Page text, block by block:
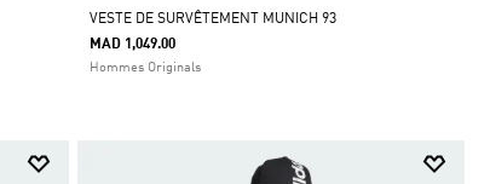
VESTE DE SURVÊTEMENT MUNICH 93
MAD 1,049.00
Hommes Originals